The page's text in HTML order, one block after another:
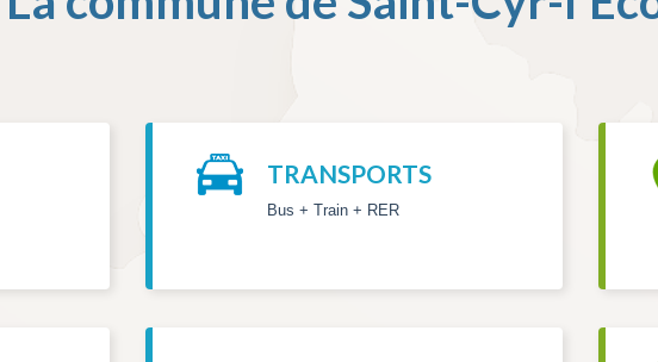
TRANSPORTS
Bus + Train + RER